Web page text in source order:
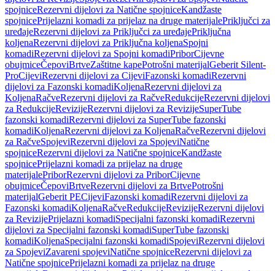
spojniceRezervni dijelovi za Natične spojniceKandžaste
spojnicePrijelazni komadi za prijelaz na druge materijalePriključci za
uređajeRezervni dijelovi za Priključci za uređajePriključna
koljenaRezervni dijelovi za Priključna koljenaSpojni
komadiRezervni dijelovi za Spojni komadiPriborCijevne
obujmiceČepoviBrtveZaštitne kapePotrošni materijalGeberit Silent-
ProCijeviRezervni dijelovi za CijeviFazonski komadiRezervni
dijelovi za Fazonski komadiKoljenaRezervni dijelovi za
KoljenaRačveRezervni dijelovi za RačveRedukcijeRezervni dijelovi
za RedukcijeRevizijeRezervni dijelovi za RevizijeSuperTube
fazonski komadiRezervni dijelovi za SuperTube fazonski
komadiKoljenaRezervni dijelovi za KoljenaRačveRezervni dijelovi
za RačveSpojeviRezervni dijelovi za SpojeviNatične
spojniceRezervni dijelovi za Natične spojniceKandžaste
spojnicePrijelazni komadi za prijelaz na druge
materijalePriborRezervni dijelovi za PriborCijevne
obujmiceČepoviBrtveRezervni dijelovi za BrtvePotrošni
materijalGeberit PECijeviFazonski komadiRezervni dijelovi za
Fazonski komadiKoljenaRačveRedukcijeRevizijeRezervni dijelovi
za RevizijePrijelazni komadiSpecijalni fazonski komadiRezervni
dijelovi za Specijalni fazonski komadiSuperTube fazonski
komadiKoljenaSpecijalni fazonski komadiSpojeviRezervni dijelovi
za SpojeviZavareni spojeviNatične spojniceRezervni dijelovi za
Natične spojnicePrijelazni komadi za prijelaz na druge